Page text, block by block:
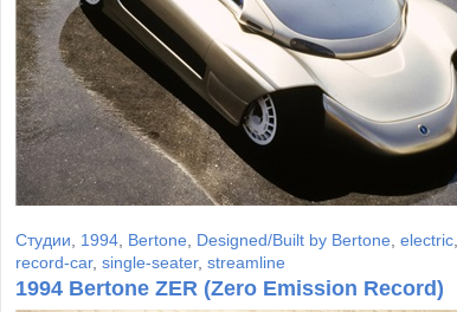
Студии 1994 Bertone Designed/Built by Bertone electric
record-car, single-seater, streamline
1994 Bertone ZER (Zero Emission Record)